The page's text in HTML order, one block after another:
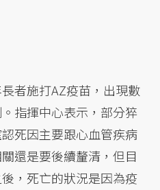
者施打AZ疫苗，出現數
指揮中心表示，部分猝
死因主要跟心血管疾病
關還是要後續釐清，但目
，死亡的狀況是因為疫